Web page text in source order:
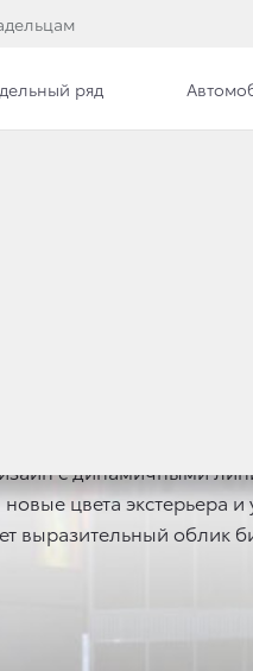
ряд
с динамичными
цвета экстерьера
выразительный облик